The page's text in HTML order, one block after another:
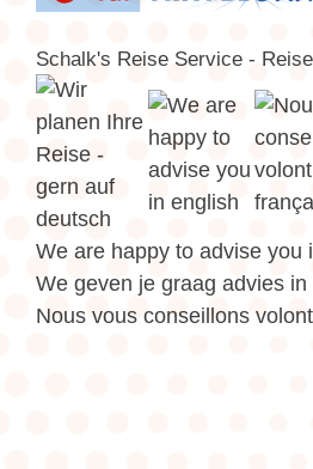
Schalk's Reise Service -
We are happy to advise you
We geven je graag advies
Nous vous conseillons